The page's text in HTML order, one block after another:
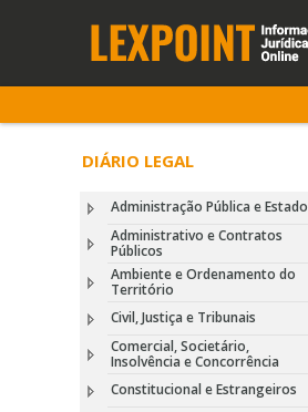
DIÁRIO LEGAL
Administração Pública e Estado
Administrativo e Contratos
Públicos
Ambiente e Ordenamento do
Território
Civil, Justiça e Tribunais
Comercial, Societário,
Insolvência e Concorrência
Constitucional e Estrangeiros